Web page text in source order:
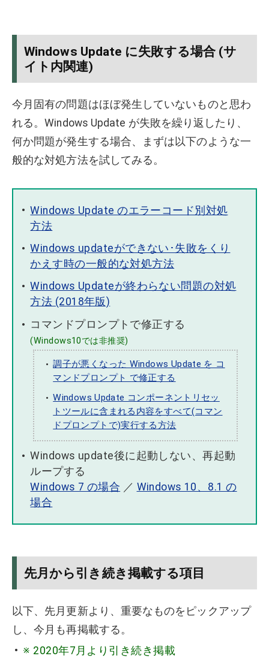
Windows Update に失敗する場合 (サ
イト内関連)
今月固有の問題はほぼ発生していないものと思わ
れる。Windows Update が失敗を繰り返したり、
何か問題が発生する場合、まずは以下のような一
般的な対処方法を試してみる。
Windows Update のエラーコード別対処
方法
Windows updateができない･失敗をくり
かえす時の一般的な対処方法
Windows Updateが終わらない問題の対処
方法 (2018年版)
コマンドプロンプトで修正する
(Windows10では非推奨)
調子が悪くなった Windows Update を コ
マンドプロンプト で修正する
Windows Update コンポーネントリセッ
トツールに含まれる内容をすべて(コマン
ドプロンプトで)実行する方法
Windows update後に起動しない、再起動
ループする
Windows 7 の場合 ／ Windows 10、8.1 の
場合
先月から引き続き掲載する項目
以下、先月更新より、重要なものをピックアップ
し、今月も再掲載する。
※ 2020年7月より引き続き掲載